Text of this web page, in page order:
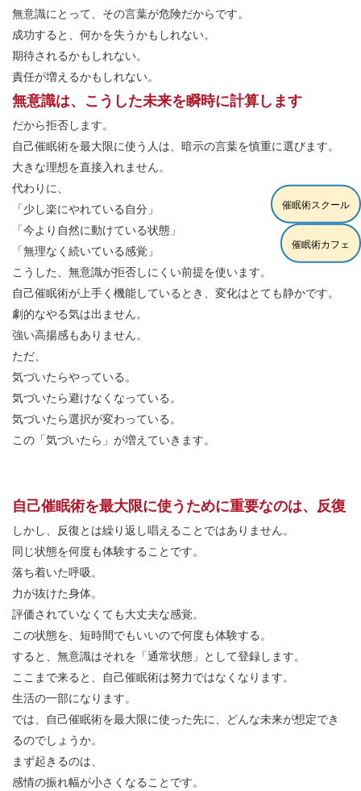
無意識にとって、その言葉が危険だからです。
成功すると、何かを失うかもしれない。
期待されるかもしれない。
責任が増えるかもしれない。
無意識は、こうした未来を瞬時に計算します
だから拒否します。
自己催眠術を最大限に使う人は、暗示の言葉を慎重に選びます。
大きな理想を直接入れません。
代わりに、
「少し楽にやれている自分」
「今より自然に動けている状態」
「無理なく続いている感覚」
こうした、無意識が拒否しにくい前提を使います。
自己催眠術が上手く機能しているとき、変化はとても静かです。
劇的なやる気は出ません。
強い高揚感もありません。
ただ、
気づいたらやっている。
気づいたら避けなくなっている。
気づいたら選択が変わっている。
この「気づいたら」が増えていきます。
自己催眠術を最大限に使うために重要なのは、反復
しかし、反復とは繰り返し唱えることではありません。
同じ状態を何度も体験することです。
落ち着いた呼吸。
力が抜けた身体。
評価されていなくても大丈夫な感覚。
この状態を、短時間でもいいので何度も体験する。
すると、無意識はそれを「通常状態」として登録します。
ここまで来ると、自己催眠術は努力ではなくなります。
生活の一部になります。
では、自己催眠術を最大限に使った先に、どんな未来が想定でき
るのでしょうか。
まず起きるのは、
感情の振れ幅が小さくなることです。
催眠術スクール
催眠術カフェ